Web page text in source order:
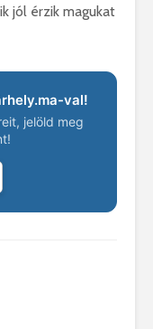
jól érzik magukat
val!
jelöld meg